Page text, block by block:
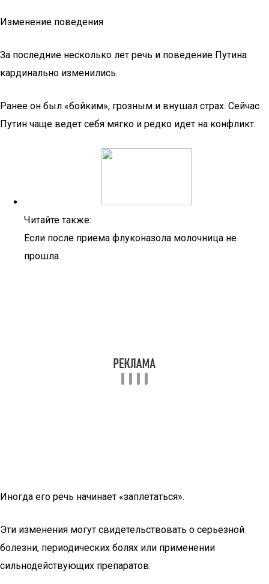
Изменение поведения
За последние несколько лет речь и поведение Путина
кардинально изменились.
Ранее он был «бойким», грозным и внушал страх. Сейчас
Путин чаще ведет себя мягко и редко идет на конфликт.
Читайте также:
Если после приема флуконазола молочница не
прошла
Иногда его речь начинает «заплетаться».
Эти изменения могут свидетельствовать о серьезной
болезни, периодических болях или применении
сильнодействующих препаратов.